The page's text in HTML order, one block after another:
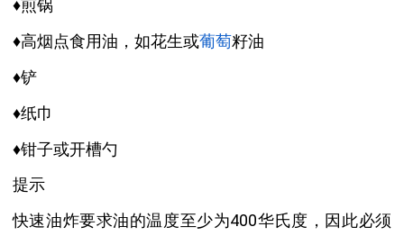
♦煎锅
♦高烟点食用油，如花生或葡萄籽油
♦铲
♦纸巾
♦钳子或开槽勺
提示
快速油炸要求油的温度至少为400华氏度，因此必须